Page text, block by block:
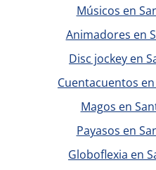
Músicos en
Animadores en
Disc jockey en
Cuentacuentos
Magos en
Payasos en
Globoflexia en